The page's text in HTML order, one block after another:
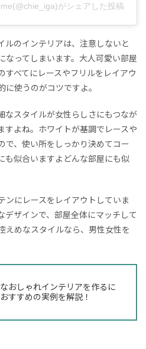
がシェアした投稿
ルのインテリアは、注意しないと
なってしまいます。大人可愛い部屋
すべてにレースやフリルをレイアウ
に使うのがコツですよ。
なスタイルが女性らしさにもつなが
すよね。ホワイトが基調でレースや
で、使い所をしっかり決めてコー
も似合いますよどんな部屋にも似
ンにレースをレイアウトしていま
デザインで、部屋全体にマッチして
えめなスタイルなら、男性女性を
おしゃれインテリアを作るに
すすめの実例を解説！